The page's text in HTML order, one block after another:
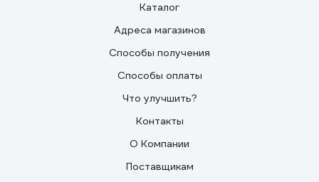
Каталог
Адреса магазинов
Способы получения
Способы оплаты
Что улучшить?
Контакты
О Компании
Поставщикам